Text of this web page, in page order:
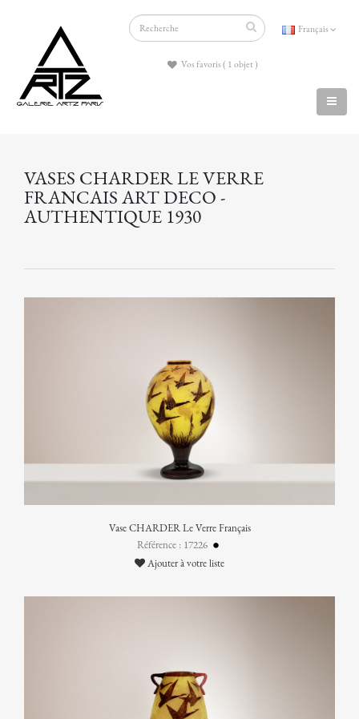
Français
Vos favoris ( 1 objet )
VASES CHARDER LE VERRE
FRANCAIS ART DECO -
AUTHENTIQUE 1930
Vase CHARDER Le Verre Français
Référence : 17226
Ajouter à votre liste